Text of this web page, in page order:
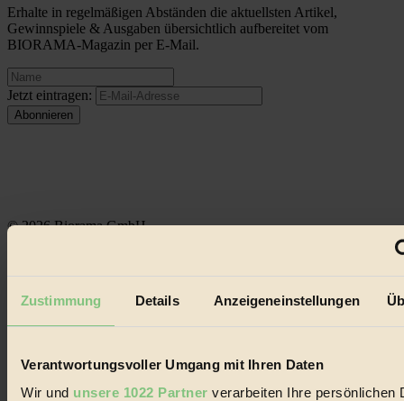
Zustimmung Details Anzeigeneinstellungen
Verantwortungsvoller Umgang mit Ihren Daten
Wir und unsere 1022 Partner verarbeiten Ihre persönlichen
Erhalte in regelmäßigen Abständen die aktuellsten Artikel,
Gewinnspiele & Ausgaben übersichtlich aufbereitet vom
BIORAMA-Magazin per E-Mail.
Jetzt eintragen:
© 2026 Biorama GmbH
Datenschutz
Handels mit Bioprodukten, des Fair-Trade sowie der Branche
alternativer Energien.